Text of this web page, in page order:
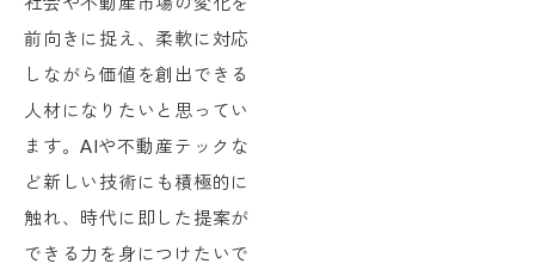
前向きに捉え、柔軟に対応
しながら価値を創出できる
人材になりたいと思ってい
ます。AIや不動産テックな
ど新しい技術にも積極的に
触れ、時代に即した提案が
できる力を身につけたいで